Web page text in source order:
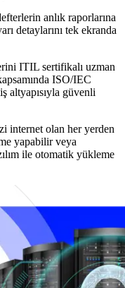
anlık raporlarına
detaylarını tek ekranda
ITIL sertifikalı uzman
ISO/IEC
altyapısıyla güvenli
internet olan her yerden
yapabilir veya
ile otomatik yükleme